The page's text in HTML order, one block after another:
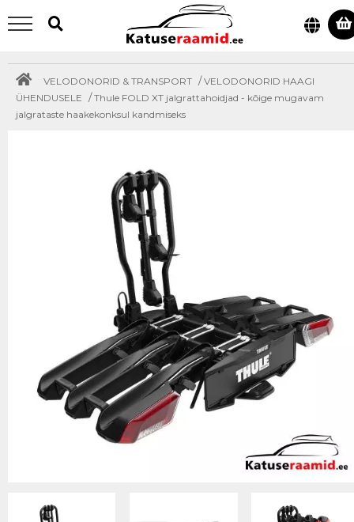
VELODONORID & TRANSPORT /VELODONORID HAAGI
ÜHENDUSELE /Thule FOLD XT jalgrattahoidjad - kõige mugavam
jalgrataste haakekonksul kandmiseks